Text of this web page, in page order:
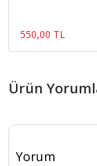
550,00 TL
Ürün
Yorum